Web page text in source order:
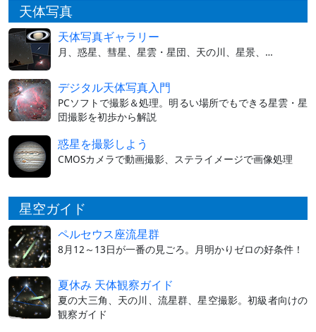
天体写真
天体写真ギャラリー
月、惑星、彗星、星雲・星団、天の川、星景、…
デジタル天体写真入門
PCソフトで撮影＆処理。明るい場所でもできる星雲・星
団撮影を初歩から解説
惑星を撮影しよう
CMOSカメラで動画撮影、ステライメージで画像処理
星空ガイド
ペルセウス座流星群
8月12～13日が一番の見ごろ。月明かりゼロの好条件！
夏休み 天体観察ガイド
夏の大三角、天の川、流星群、星空撮影。初級者向けの
観察ガイド